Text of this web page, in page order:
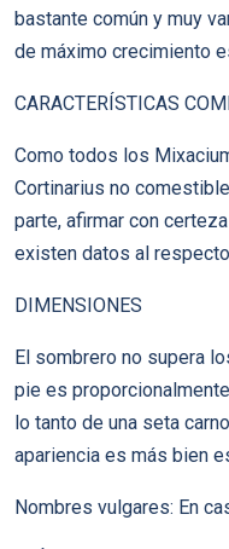
bastante común y muy
de máximo crecimiento
CARACTERÍSTICAS
Como todos los
Cortinarius no
parte, afirmar con
existen datos al respecto
DIMENSIONES
El sombrero no supera
pie es
lo tanto de una seta
apariencia es más bien
Nombres vulgares: En